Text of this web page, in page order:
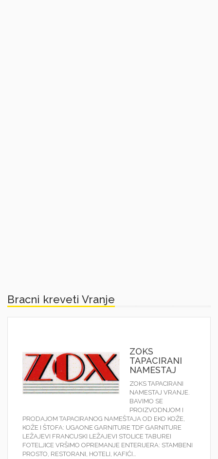
Bracni kreveti Vranje
ZOKS
TAPACIRANI
NAMESTAJ
ZOKS TAPACIRANI
NAMESTAJ VRANJE.
BAVIMO SE
PROIZVODNJOM I
PRODAJOM TAPACIRANOG NAMEŠTAJA OD EKO KOŽE,
KOŽE I ŠTOFA: UGAONE GARNITURE TDF GARNITURE
LEŽAJEVI FRANCUSKI LEŽAJEVI STOLICE TABUREI
FOTELJICE VRŠIMO OPREMANJE ENTERIJERA: STAMBENI
PROSTO, RESTORANI, HOTELI, KAFIĆI…